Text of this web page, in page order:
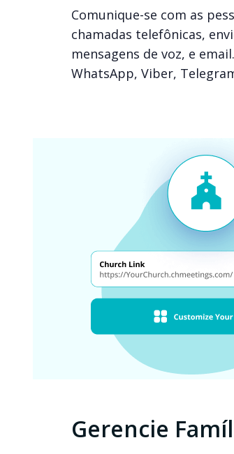
Comunique-se com as
chamadas telefônicas,
mensagens de voz, e
WhatsApp, Viber,
Gerencie